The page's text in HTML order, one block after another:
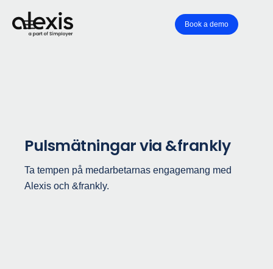
Book a demo
Pulsmätningar via &frankly
Ta tempen på medarbetarnas engagemang med
Alexis och &frankly.